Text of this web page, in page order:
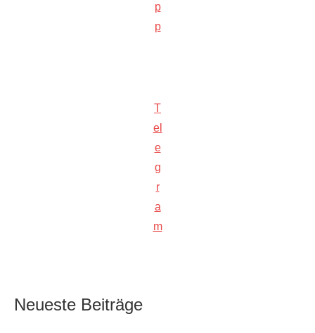
p
p
T
el
e
g
r
a
m
Neueste Beiträge